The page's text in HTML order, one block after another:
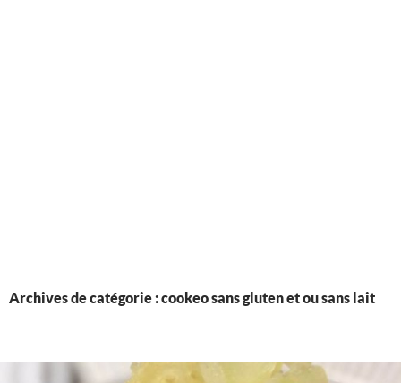
Archives de catégorie : cookeo sans gluten et ou sans lait